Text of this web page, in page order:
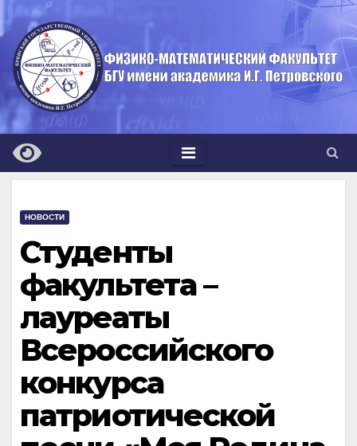
Перейти
к
содержимому
НОВОСТИ
Студенты
факультета –
лауреаты
Всероссийского
конкурса
патриотической